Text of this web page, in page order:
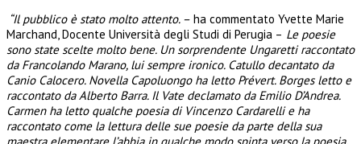
“Il pubblico è stato molto attento. – ha commentato Yvette Marie
Marchand, Docente Università degli Studi di Perugia – Le poesie
sono state scelte molto bene. Un sorprendente Ungaretti raccontato
da Francolando Marano, lui sempre ironico. Catullo decantato da
Canio Calocero. Novella Capoluongo ha letto Prévert. Borges letto e
raccontato da Alberto Barra. Il Vate declamato da Emilio D’Andrea.
Carmen ha letto qualche poesia di Vincenzo Cardarelli e ha
raccontato come la lettura delle sue poesie da parte della sua